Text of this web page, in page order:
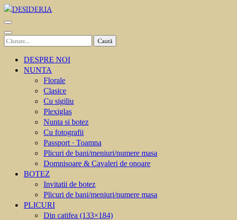
Sari
la
conținut
(apasă
Caută
DESPRE NOI
NUNTA
Florale
Clasice
Cu sigiliu
Plexiglas
Nunta si botez
Cu fotografii
Passport · Toamna
Plicuri de bani/meniuri/numere masa
Domnisoare & Cavaleri de onoare
BOTEZ
Invitatii de botez
Plicuri de bani/meniuri/numere masa
PLICURI
Din catifea (133×184)